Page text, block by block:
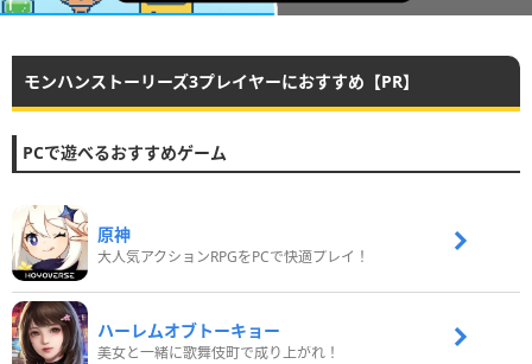
モンハンストーリーズ3プレイヤーにおすすめ【PR】
PCで遊べるおすすめゲーム
原神
大人気アクションRPGをPCで快適プレイ！
ハーレムオブトーキョー
美女と一緒に歌舞伎町で成り上がれ！